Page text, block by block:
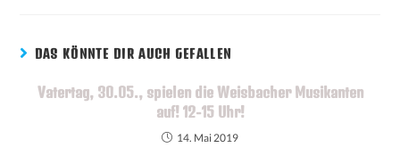
DAS KÖNNTE DIR AUCH GEFALLEN
Vatertag, 30.05., spielen die Weisbacher Musikanten
auf! 12-15 Uhr!
14. Mai 2019